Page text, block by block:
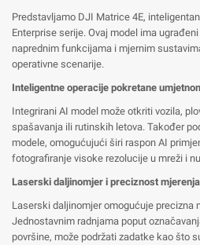
Predstavljamo DJI Matrice 4E,
Enterprise serije. Ovaj model ima
naprednim funkcijama i mjernim
operativne scenarije.
Inteligentne operacije pokretane
Integrirani AI model može otkriti vozila,
spašavanja ili rutinskih letova. Također
modele, omogućujući širi raspon AI
fotografiranje visoke rezolucije u mreži i
Laserski daljinomjer i preciznost mjerenja
Laserski daljinomjer omogućuje precizna
Jednostavnim radnjama poput
površine, može podržati zadatke kao što